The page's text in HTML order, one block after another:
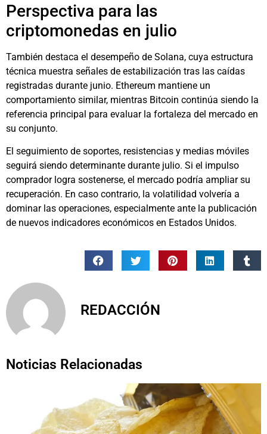
Perspectiva para las
criptomonedas en julio
También destaca el desempeño de Solana, cuya estructura
técnica muestra señales de estabilización tras las caídas
registradas durante junio. Ethereum mantiene un
comportamiento similar, mientras Bitcoin continúa siendo la
referencia principal para evaluar la fortaleza del mercado en
su conjunto.
El seguimiento de soportes, resistencias y medias móviles
seguirá siendo determinante durante julio. Si el impulso
comprador logra sostenerse, el mercado podría ampliar su
recuperación. En caso contrario, la volatilidad volvería a
dominar las operaciones, especialmente ante la publicación
de nuevos indicadores económicos en Estados Unidos.
REDACCIÓN
Noticias Relacionadas